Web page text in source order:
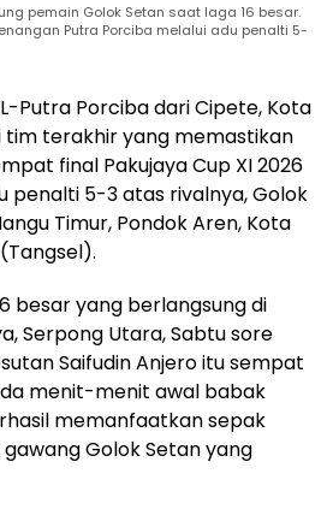
pemain Golok Setan saat laga 16 besar.
Putra Porciba melalui adu penalti 5-
Putra Porciba dari Cipete, Kota
tim terakhir yang memastikan
final Pakujaya Cup XI 2026
penalti 5-3 atas rivalnya, Golok
Timur, Pondok Aren, Kota
besar yang berlangsung di
Serpong Utara, Sabtu sore
Saifudin Anjero itu sempat
menit-menit awal babak
memanfaatkan sepak
Golok Setan yang